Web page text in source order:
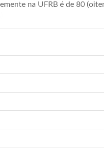
na UFRB é de 80